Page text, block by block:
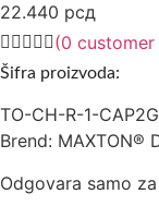
22.440 рсд
(0 customer
Šifra proizvoda:
TO-CH-R-1-CAP2G
Brend: MAXTON®
Odgovara samo